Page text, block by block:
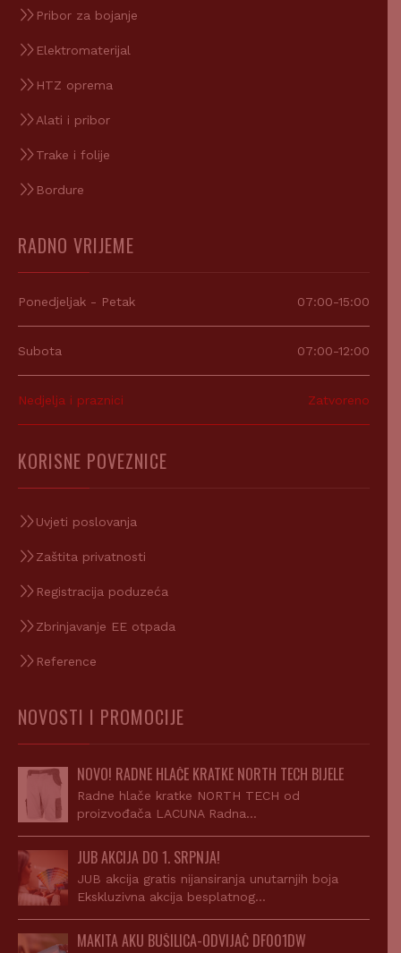
Pribor za bojanje
Elektromaterijal
HTZ oprema
Alati i pribor
Trake i folije
Bordure
RADNO VRIJEME
Ponedjeljak - Petak 07:00-15:00
Subota 07:00-12:00
Nedjelja i praznici Zatvoreno
KORISNE POVEZNICE
Uvjeti poslovanja
Zaštita privatnosti
Registracija poduzeća
Zbrinjavanje EE otpada
Reference
NOVOSTI I PROMOCIJE
NOVO! RADNE HLAČE KRATKE NORTH TECH BIJELE
Radne hlače kratke NORTH TECH od
proizvođača LACUNA Radna…
JUB AKCIJA DO 1. SRPNJA!
JUB akcija gratis nijansiranja unutarnjih boja
Ekskluzivna akcija besplatnog…
MAKITA AKU BUŠILICA-ODVIJAČ DF001DW